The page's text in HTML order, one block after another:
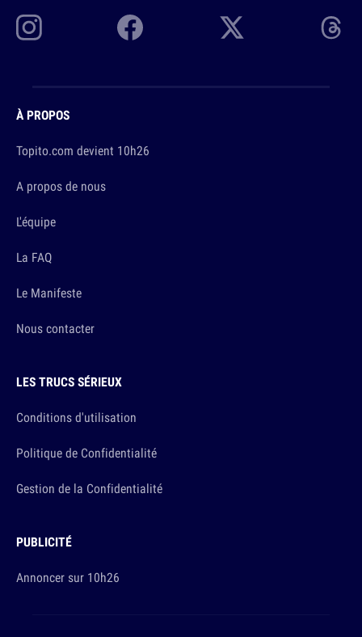
À PROPOS
Topito.com devient 10h26
A propos de nous
L'équipe
La FAQ
Le Manifeste
Nous contacter
LES TRUCS SÉRIEUX
Conditions d'utilisation
Politique de Confidentialité
Gestion de la Confidentialité
PUBLICITÉ
Annoncer sur 10h26